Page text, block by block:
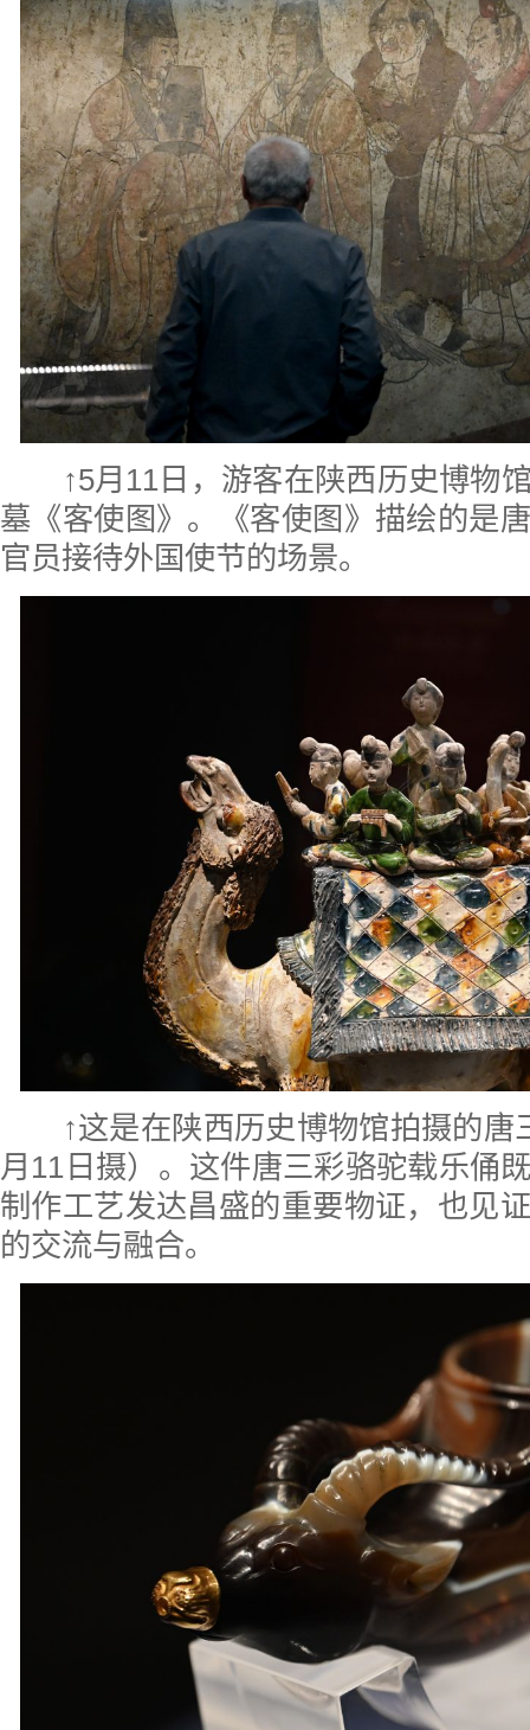
↑5月11日，游客在陕西历史博物
墓《客使图》。《客使图》描绘的是
官员接待外国使节的场景。
↑这是在陕西历史博物馆拍摄的唐
月11日摄）。这件唐三彩骆驼载乐俑
制作工艺发达昌盛的重要物证，也见
的交流与融合。